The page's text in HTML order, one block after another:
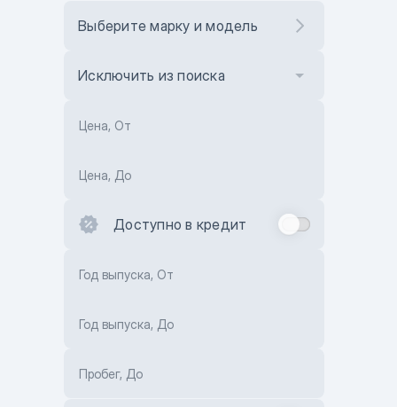
Выберите марку и модель
Исключить из поиска
Цена, От
Цена, До
Доступно в кредит
Год выпуска, От
Год выпуска, До
Пробег, До